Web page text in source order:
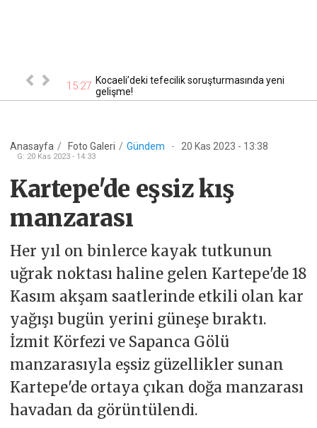
15:27 Kocaeli’deki tefecilik soruşturmasında yeni
gelişme!
Anasayfa / Foto Galeri / Gündem - 20 Kas 2023 - 13:38
G: 20 Kas 2023 - 14:33
Kartepe'de eşsiz kış
manzarası
Her yıl on binlerce kayak tutkunun
uğrak noktası haline gelen Kartepe'de 18
Kasım akşam saatlerinde etkili olan kar
yağışı bugün yerini güneşe bıraktı.
İzmit Körfezi ve Sapanca Gölü
manzarasıyla eşsiz güzellikler sunan
Kartepe'de ortaya çıkan doğa manzarası
havadan da görüntülendi.